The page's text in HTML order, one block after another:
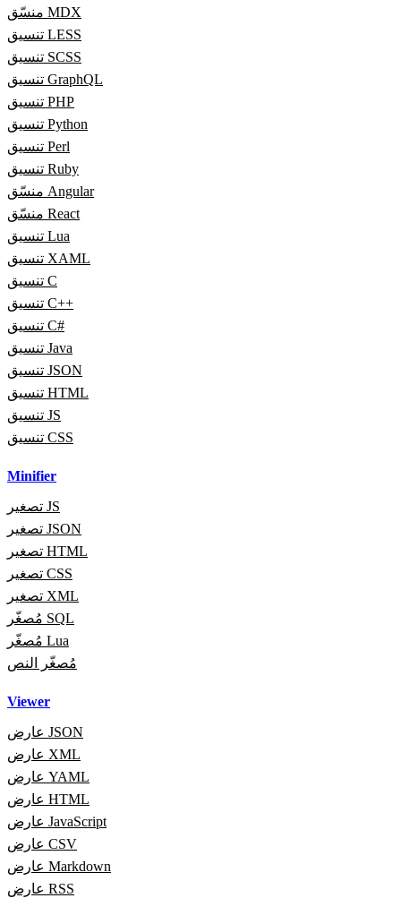
منسّق MDX
تنسيق LESS
تنسيق SCSS
تنسيق GraphQL
تنسيق PHP
تنسيق Python
تنسيق Perl
تنسيق Ruby
منسّق Angular
منسّق React
تنسيق Lua
تنسيق XAML
تنسيق C
تنسيق C++
تنسيق C#
تنسيق Java
تنسيق JSON
تنسيق HTML
تنسيق JS
تنسيق CSS
Minifier
تصغير JS
تصغير JSON
تصغير HTML
تصغير CSS
تصغير XML
مُصغّر SQL
مُصغّر Lua
مُصغّر النص
Viewer
عارض JSON
عارض XML
عارض YAML
عارض HTML
عارض JavaScript
عارض CSV
عارض Markdown
عارض RSS